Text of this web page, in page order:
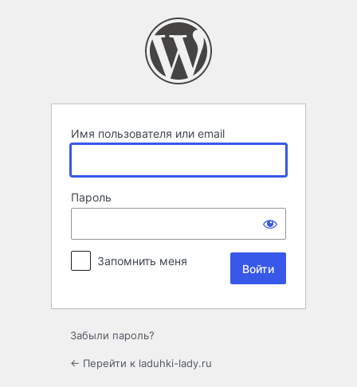
Имя пользователя или email
Пароль
Запомнить меня
Забыли пароль?
← Перейти к laduhki-lady.ru